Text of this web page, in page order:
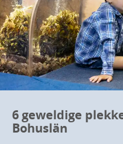
6 geweldige
Bohuslän